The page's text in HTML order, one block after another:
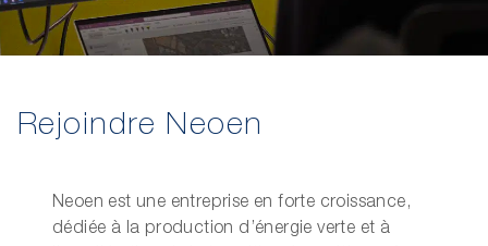
Rejoindre Neoen
Neoen est une entreprise en forte croissance,
dédiée à la production d’énergie verte et à